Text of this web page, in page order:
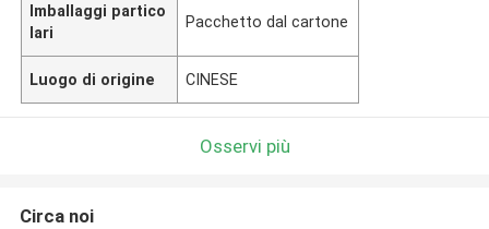
Imballaggi partico
lari
Pacchetto dal cartone
Luogo di origine CINESE
Osservi più
Circa noi